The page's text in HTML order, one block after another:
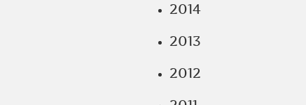
2014
2013
2012